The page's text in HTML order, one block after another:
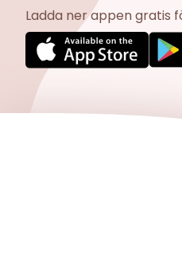
Ladda ner appen gratis